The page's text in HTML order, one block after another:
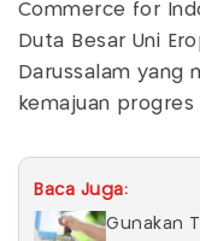
Commerce for
Duta Besar Uni
Darussalam yang
kemajuan
Baca Juga:
Gunakan